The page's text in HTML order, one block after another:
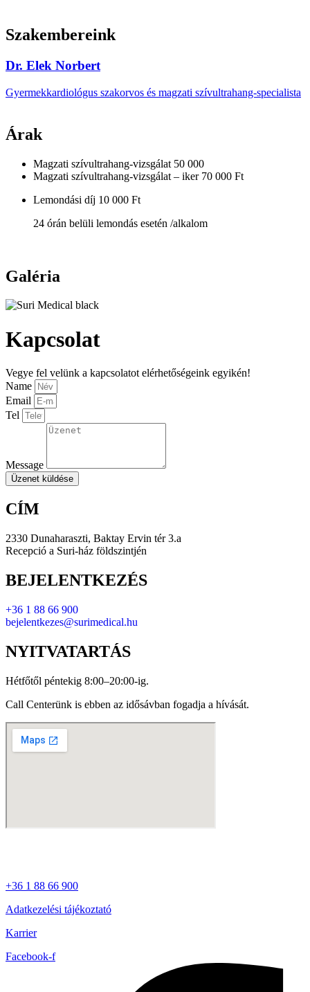
Szakembereink
Dr. Elek Norbert
Gyermekkardiológus szakorvos és magzati szívultrahang-specialista
Árak
Magzati szívultrahang-vizsgálat 50 000
Magzati szívultrahang-vizsgálat – iker 70 000 Ft
Lemondási díj 10 000 Ft
24 órán belüli lemondás esetén /alkalom
Galéria
Kapcsolat
Vegye fel velünk a kapcsolatot elérhetőségeink egyikén!
Name
Email
Tel
Message
Üzenet küldése
CÍM
2330 Dunaharaszti, Baktay Ervin tér 3.a
Recepció a Suri-ház földszintjén
BEJELENTKEZÉS
+36 1 88 66 900
bejelentkezes@surimedical.hu
NYITVATARTÁS
Hétfőtől péntekig 8:00–20:00-ig.
Call Centerünk is ebben az idősávban fogadja a hívását.
+36 1 88 66 900
Adatkezelési tájékoztató
Karrier
Facebook-f